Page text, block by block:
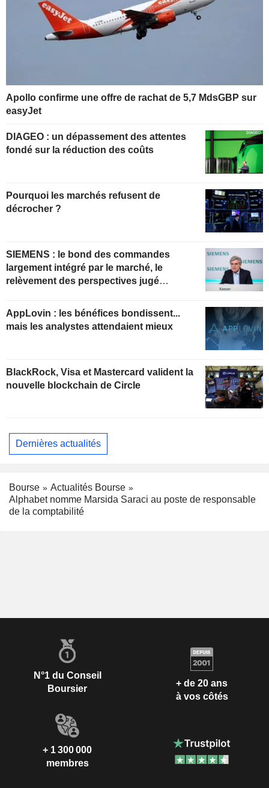
Apollo confirme une offre de rachat de 5,7 MdsGBP sur
easyJet
DIAGEO : un dépassement des attentes
fondé sur la réduction des coûts
Pourquoi les marchés refusent de
décrocher ?
SIEMENS : le bond des commandes
largement intégré par le marché, le
relèvement des perspectives jugé
actuelles
AppLovin : les bénéfices bondissent...
mais les analystes attendaient mieux
BlackRock, Visa et Mastercard valident la
nouvelle blockchain de Circle
Dernières actualités
Bourse
Actualités Bourse
Alphabet nomme Marsida Saraci au poste de responsable
de la comptabilité
N°1 du Conseil
Boursier
+ de 20 ans
à vos côtés
+ 1 300 000
membres